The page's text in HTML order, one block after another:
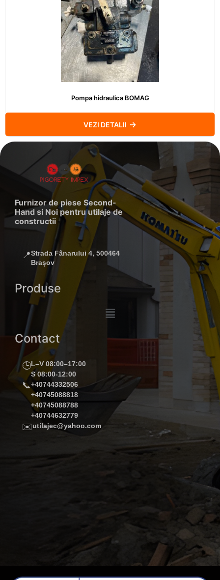
Pompa hidraulica BOMAG
VEZI DETALII
Furnizor de piese Second-
Hand si Noi pentru utilaje de
constructii
📍Strada Fânarului 4, 500464
Brașov
Produse
Contact
🕒L–V 08:00–17:00
S 08:00-12:00
📞+40744332506
+40745088818
+40745088788
+40744632779
✉️utilajec@yahoo.com